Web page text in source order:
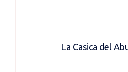
La Casica del